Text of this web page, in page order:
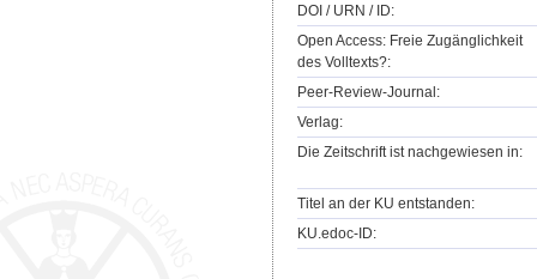
DOI / URN / ID:
Open Access: Freie Zugänglichkeit
des Volltexts?:
Peer-Review-Journal:
Verlag:
Die Zeitschrift ist nachgewiesen in:
Titel an der KU entstanden:
KU.edoc-ID: